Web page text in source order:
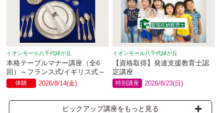
イオンモール八千代緑が丘
本格テーブルマナー講座（全6
回）～フランス式/イギリス式～
体験 2026/8/14(金)
イオンモール八千代緑が丘
【資格取得】発達支援教育士認
定講座
特別講座 2026/8/23(日)
ピックアップ講座をもっと見る